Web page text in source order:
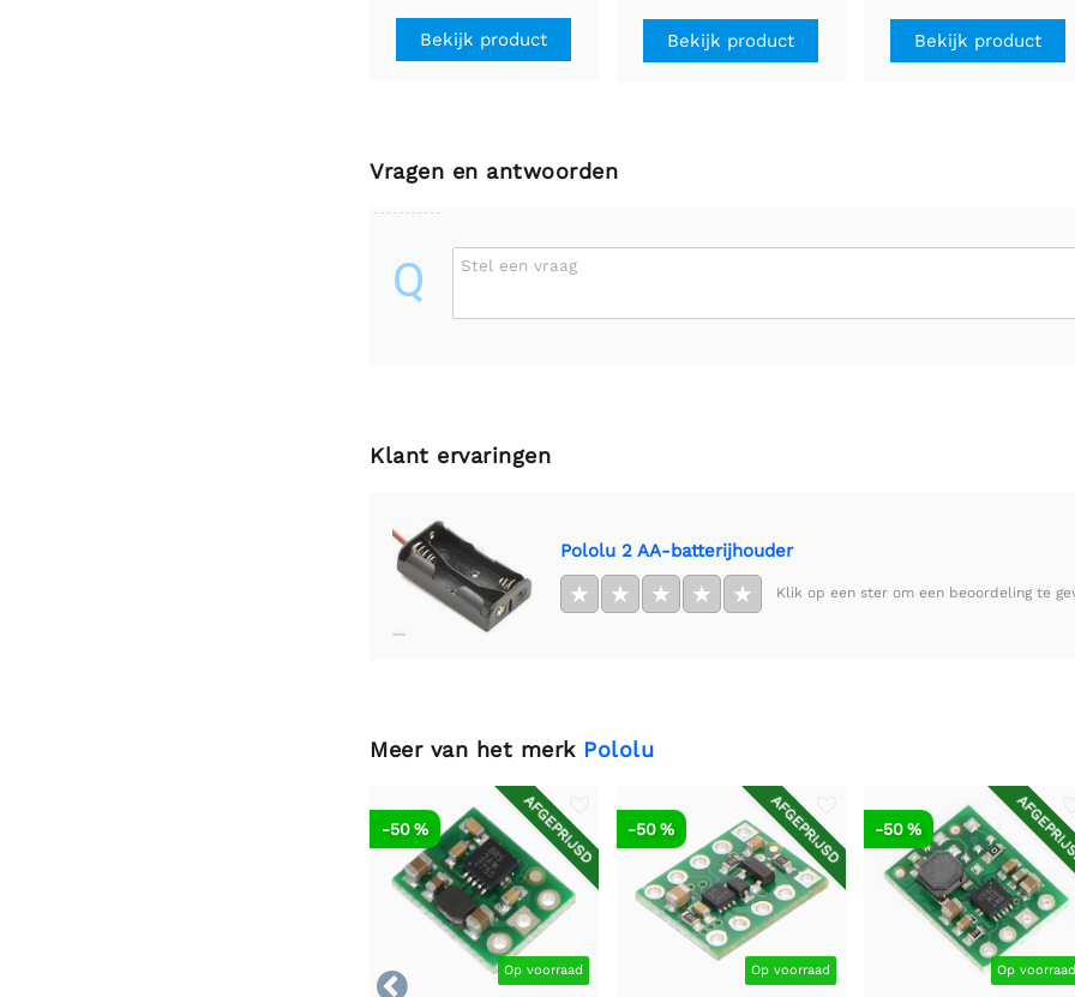
Bekijk product Bekijk product Bekijk product
Vragen en antwoorden
Q Stel een vraag
Klant ervaringen
Pololu 2 AA-batterijhouder
★ ★ ★ ★ ★ Klik op een ster om een beoordeling te
Meer van het merk Pololu

AFGEPRIJSD
Op voorraad
-50 % AFGEPRIJSD
Op voorraad
-50 %
Op
-50 %